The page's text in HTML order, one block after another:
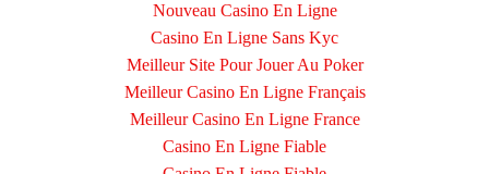
Nouveau Casino En Ligne
Casino En Ligne Sans Kyc
Meilleur Site Pour Jouer Au Poker
Meilleur Casino En Ligne Français
Meilleur Casino En Ligne France
Casino En Ligne Fiable